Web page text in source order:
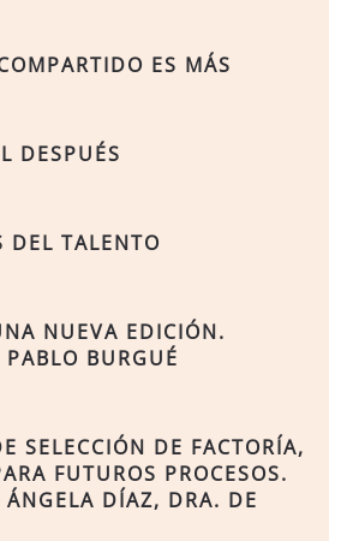
ES MÁS
DESPUÉS
DEL TALENTO
NUEVA EDICIÓN.
BURGUÉ
SELECCIÓN DE FACTORÍA,
FUTUROS PROCESOS.
ÁNGELA DÍAZ, DRA. DE